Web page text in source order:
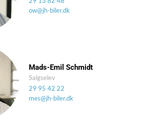
ow@jh-biler.dk
Mads-Emil Schmidt
Salgselev
29 95 42 22
mes@jh-biler.dk